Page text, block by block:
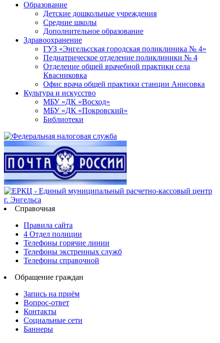
Образование
Детские дошкольные учреждения
Средние школы
Дополнительное образование
Здравоохранение
ГУЗ «Энгельсская городская поликлиника № 4»
Педиатрическое отделение поликлиники № 4
Отделение общей врачебной практики села
Квасниковка
Офис врача общей практики станции Анисовка
Культура и искусство
МБУ «ДК «Восход»
МБУ «ДК «Покровский»
Библиотеки
Справочная
Правила сайта
4 Отдел полиции
Телефоны горячие линии
Телефоны экстренных служб
Телефоны справочной
Обращение граждан
Запись на приём
Вопрос-ответ
Контакты
Социальные сети
Баннеры